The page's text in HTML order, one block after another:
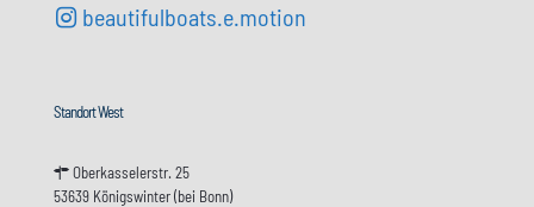
beautifulboats.e.motion
Standort West
Oberkasselerstr. 25
53639 Königswinter (bei Bonn)